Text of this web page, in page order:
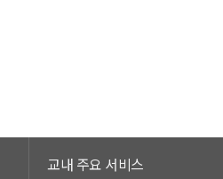
교내 주요 서비스